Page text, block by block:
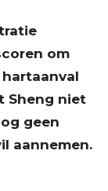
om
Sheng niet
geen
aannemen.